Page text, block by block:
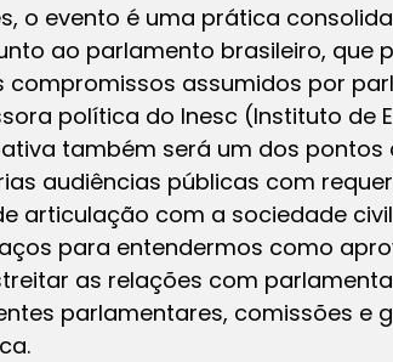
o evento é uma prática
ao parlamento brasileiro, que
assumidos por
política do Inesc (Instituto de
também será um dos
audiências públicas com
articulação com a sociedade
para entendermos como
as relações com
parlamentares, comissões e